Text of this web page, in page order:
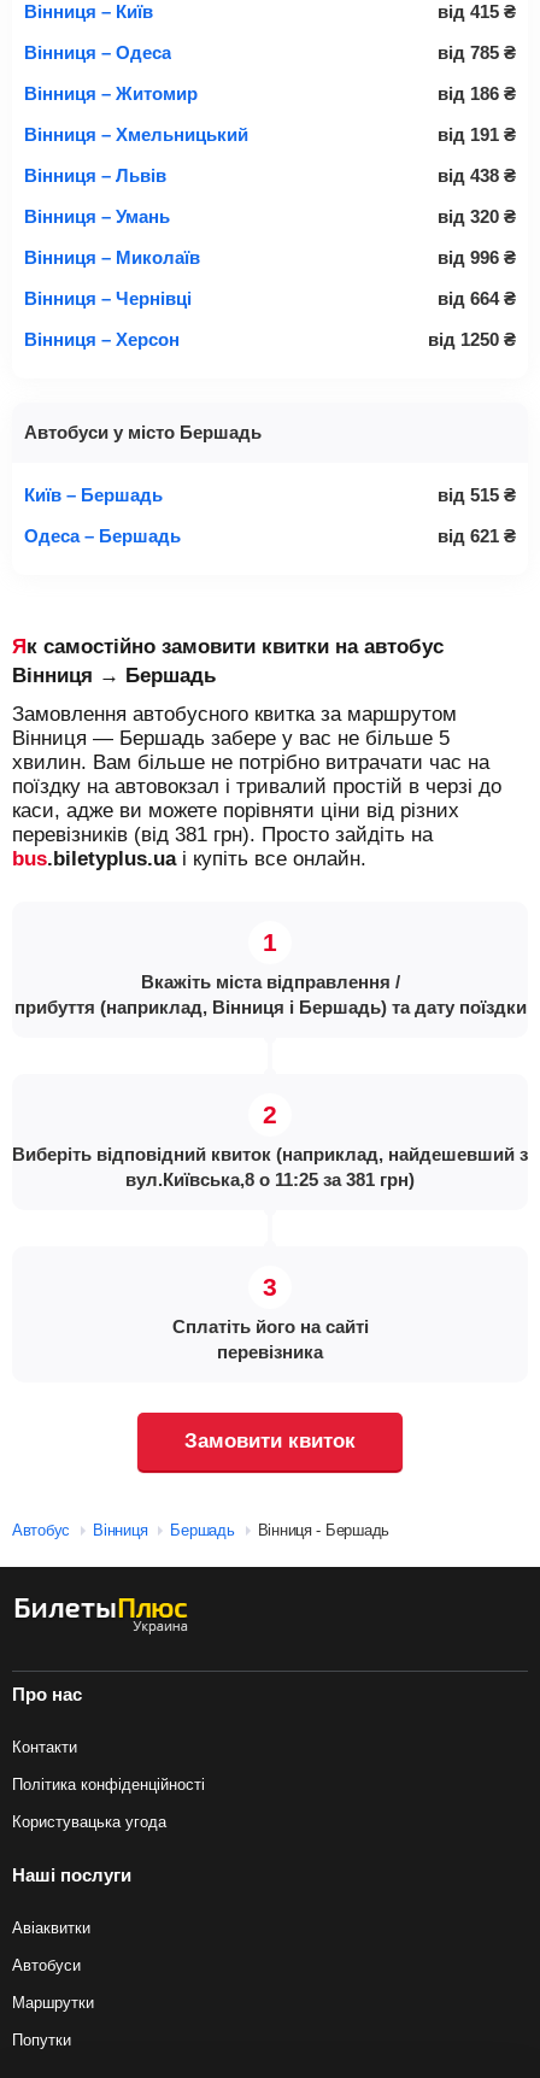
Вінниця – Київ
від 415 ₴
Вінниця – Одеса
від 785 ₴
Вінниця – Житомир
від 186 ₴
Вінниця – Хмельницький
від 191 ₴
Вінниця – Львів
від 438 ₴
Вінниця – Умань
від 320 ₴
Вінниця – Миколаїв
від 996 ₴
Вінниця – Чернівці
від 664 ₴
Вінниця – Херсон
від 1250 ₴
Автобуси у місто Бершадь
Київ – Бершадь від 515 ₴
Одеса – Бершадь
від 621 ₴
Як самостійно замовити квитки на автобус
Вінниця → Бершадь
Замовлення автобусного квитка за маршрутом
Вінниця — Бершадь забере у вас не більше 5
хвилин. Вам більше не потрібно витрачати час на
поїздку на автовокзал і тривалий простій в черзі до
каси, адже ви можете порівняти ціни від різних
перевізників (від 381 грн). Просто зайдіть на
bus.biletyplus.uaі купіть все онлайн.
Вкажіть міста відправлення /
прибуття (наприклад, Вінниця і Бершадь) та дату поїздки
Виберіть відповідний квиток (наприклад, найдешевший з
вул.Київська,8 о 11:25 за 381 грн)
Сплатіть його на сайті
перевізника
Замовити квиток
Автобус Вінниця Бершадь Вінниця - Бершадь
Про нас
Контакти
Політика конфіденційності
Користувацька угода
Наші послуги
Авіаквитки
Автобуси
Маршрутки
Попутки